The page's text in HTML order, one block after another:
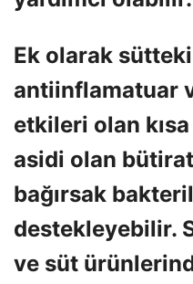
Ek olarak
antiinflamatuar
etkileri olan
asidi olan
bağırsak
destekleyebilir.
ve süt